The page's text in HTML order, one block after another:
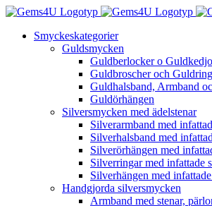
Fortsätt
innehålletSmyckeskategorier
Guldsmycken
Guldberlocker o
Guldbroscher och
Guldhalsband, Armband
Guldörhängen
Silversmycken med ädelstenar
Silverarmband med
Silverhalsband med
Silverörhängen med
Silverringar med infattade
Silverhängen med
Handgjorda silversmycken
Armband med stenar,